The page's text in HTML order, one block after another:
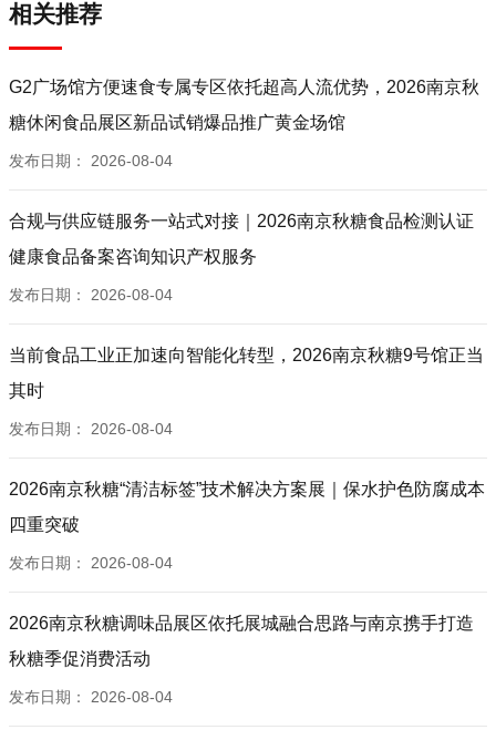
相关推荐
G2广场馆方便速食专属专区依托超高人流优势，2026南京秋
糖休闲食品展区新品试销爆品推广黄金场馆
发布日期： 2026-08-04
合规与供应链服务一站式对接｜2026南京秋糖食品检测认证
健康食品备案咨询知识产权服务
发布日期： 2026-08-04
当前食品工业正加速向智能化转型，2026南京秋糖9号馆正当
其时
发布日期： 2026-08-04
2026南京秋糖“清洁标签”技术解决方案展｜保水护色防腐成本
四重突破
发布日期： 2026-08-04
2026南京秋糖调味品展区依托展城融合思路与南京携手打造
秋糖季促消费活动
发布日期： 2026-08-04